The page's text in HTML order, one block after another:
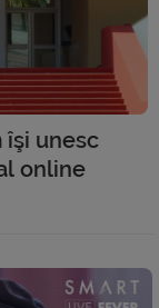
îşi unesc
online